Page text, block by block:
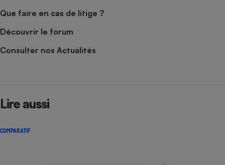
Que faire en cas de litige ?
Découvrir le forum
Consulter nos Actualités
Lire aussi
COMPARATIF